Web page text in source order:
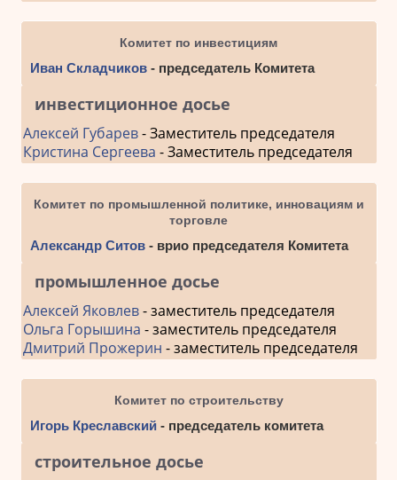
Комитет по инвестициям
Иван Складчиков- председатель Комитета
инвестиционное досье
Алексей Губарев- Заместитель председателя
Кристина Сергеева - Заместитель председателя
Комитет по промышленной политике, инновациям и
торговле
Александр Ситов- врио председателя Комитета
промышленное досье
Алексей Яковлев- заместитель председателя
Ольга Горышина - заместитель председателя
Дмитрий Прожерин - заместитель председателя
Комитет по строительству
Игорь Креславский - председатель комитета
строительное досье